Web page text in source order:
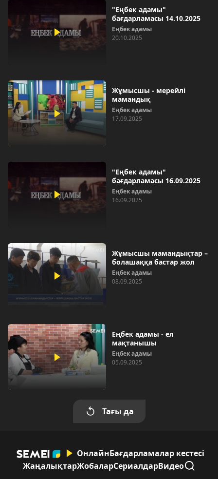
"Еңбек адамы"
бағдарламасы 14.10.2025
Еңбек адамы
20.10.2025
Жұмысшы - мерейлі
мамандық
Еңбек адамы
17.09.2025
"Еңбек адамы"
бағдарламасы 16.09.2025
Еңбек адамы
16.09.2025
Жұмысшы мамандықтар –
болашаққа бастар жол
Еңбек адамы
08.09.2025
Еңбек адамы - ел
мақтанышы
Еңбек адамы
05.09.2025
Тағы да
ОнлайнБағдарламалар кестесі
ЖаңалықтарЖобаларСериалдарВидео